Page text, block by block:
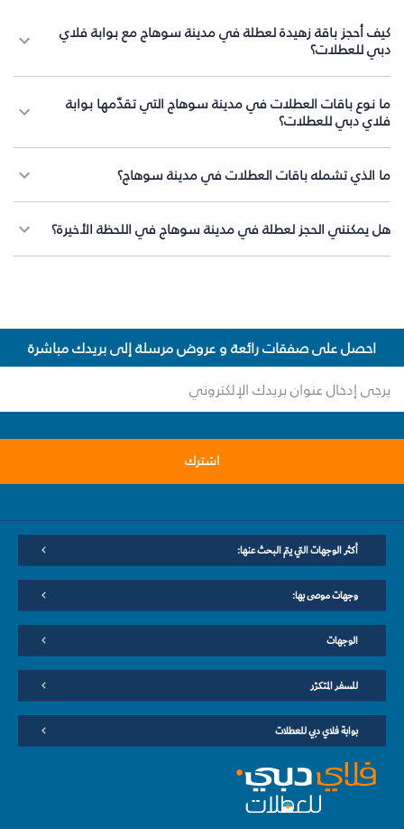
كيف أحجز باقة زهيدة لعطلة في مدينة سوهاج مع بوابة فلاي
دبي للعطلات؟
ما نوع باقات العطلات في مدينة سوهاج التي تقدّمها بوابة
فلاي دبي للعطلات؟
ما الذي تشمله باقات العطلات في مدينة سوهاج؟
هل يمكنني الحجز لعطلة في مدينة سوهاج في اللحظة الأخيرة؟
احصل على صفقات رائعة و عروض مرسلة إلى بريدك مباشرة
اشترك
أكثر الوجهات التي يتم البحث عنها:
وجهات موصى بها:
الوجهات
للسفر المتكرّر
بوابة فلاي دبي للعطلات